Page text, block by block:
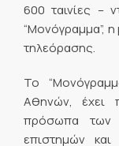
600 ταινίες –
“Μονόγραμμα”,
τηλεόρασης.
Το
Αθηνών, έχει
πρόσωπα των
επιστημών